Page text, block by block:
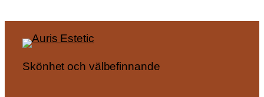
Skönhet och välbefinnande